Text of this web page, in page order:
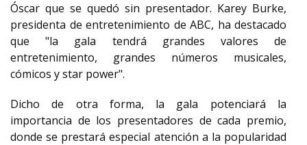
Óscar que se quedó sin presentador. Karey Burke,
presidenta de entretenimiento de ABC, ha destacado
que "la gala tendrá grandes valores de
entretenimiento, grandes números musicales,
cómicos y star power".
Dicho de otra forma, la gala potenciará la
importancia de los presentadores de cada premio,
donde se prestará especial atención a la popularidad